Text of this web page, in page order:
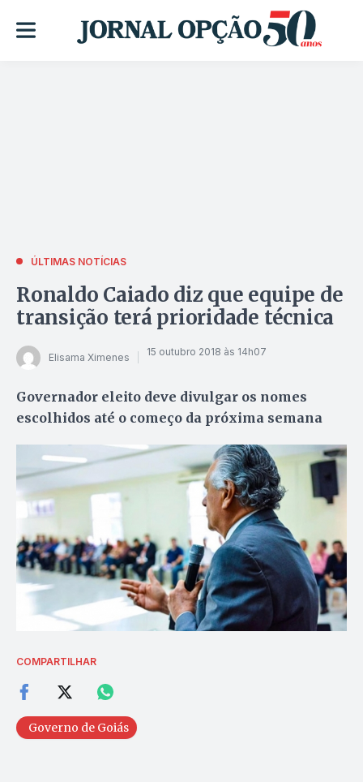
ÚLTIMAS NOTÍCIAS
Ronaldo Caiado diz que equipe de
transição terá prioridade técnica
Elisama Ximenes 15 outubro 2018 às 14h07
Governador eleito deve divulgar os nomes
escolhidos até o começo da próxima semana
COMPARTILHAR
Governo de Goiás